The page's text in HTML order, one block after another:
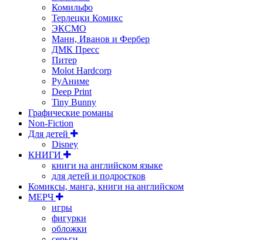
Комильфо
Терлецки Комикс
ЭКСМО
Манн, Иванов и Фербер
ДМК Пресс
Питер
Molot Hardcorp
РуАниме
Deep Print
Tiny Bunny
Графические романы
Non-Fiction
Для детей
Disney
КНИГИ
книги на английском языке
для детей и подростков
Комиксы, манга, книги на английском
МЕРЧ
игры
фигурки
обложки